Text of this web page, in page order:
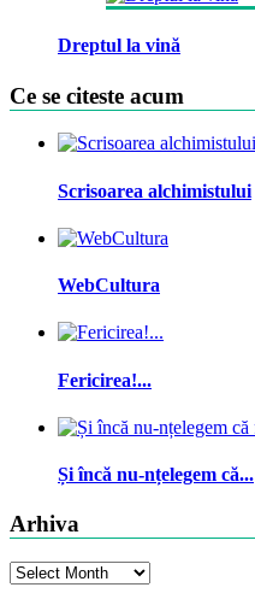
Dreptul la vină
Ce se citeste acum
Scrisoarea alchimistului
WebCultura
Fericirea!...
Și încă nu-nțelegem că...
Arhiva
Arhiva